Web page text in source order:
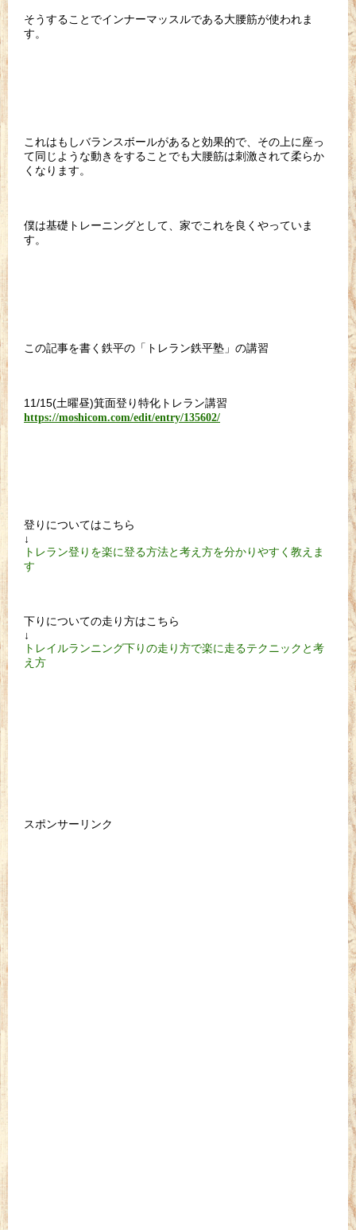
そうすることでインナーマッスルである大腰筋が使われま
す。
これはもしバランスボールがあると効果的で、その上に座っ
て同じような動きをすることでも大腰筋は刺激されて柔らか
くなります。
僕は基礎トレーニングとして、家でこれを良くやっていま
す。
この記事を書く鉄平の「トレラン鉄平塾」の講習
11/15(土曜昼)箕面登り特化トレラン講習
https://moshicom.com/edit/entry/135602/
登りについてはこちら
↓
トレラン登りを楽に登る方法と考え方を分かりやすく教えま
す
下りについての走り方はこちら
↓
トレイルランニング下りの走り方で楽に走るテクニックと考
え方
スポンサーリンク